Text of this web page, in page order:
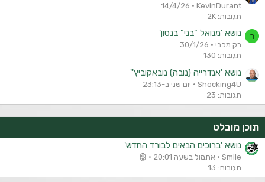
KevinDurant
14/4/26
תגובות: 2K
ר נושא 'מנואל "בני" בנסון'
רק מכבי
30/1/26
תגובות: 130
נושא 'אנדרייה (נובה) נובאקוביץ''
Shocking4U
יום שני ב-23:13
תגובות: 23
תוכן מובלט
נושא 'ברוכים הבאים לבורד החדש'
Smile
אתמול בשעה 20:01
תגובות: 13